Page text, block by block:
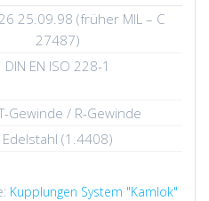
25.09.98 (früher MIL – C
27487)
DIN EN ISO 228-1
Gewinde / R-Gewinde
Edelstahl (1.4408)
Kupplungen System "Kamlok"